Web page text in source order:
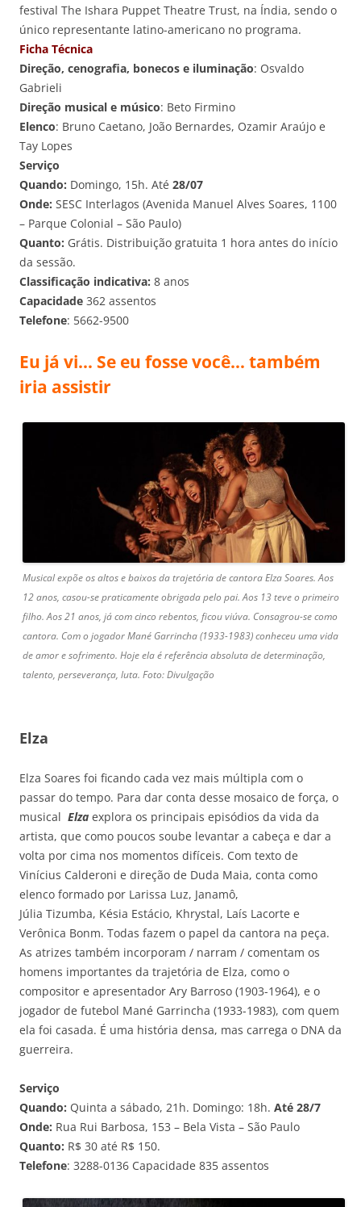
festival The Ishara Puppet Theatre Trust, na Índia, sendo o
único representante latino-americano no programa.
Ficha Técnica
Direção, cenografia, bonecos e iluminação: Osvaldo
Gabrieli
Direção musical e músico: Beto Firmino
Elenco: Bruno Caetano, João Bernardes, Ozamir Araújo e
Tay Lopes
Serviço
Quando: Domingo, 15h. Até 28/07
Onde: SESC Interlagos (Avenida Manuel Alves Soares, 1100
– Parque Colonial – São Paulo)
Quanto: Grátis. Distribuição gratuita 1 hora antes do início
da sessão.
Classificação indicativa: 8 anos
Capacidade 362 assentos
Telefone: 5662-9500
Eu já vi… Se eu fosse você… também
iria assistir
Musical expõe os altos e baixos da trajetória de cantora Elza Soares. Aos
12 anos, casou-se praticamente obrigada pelo pai. Aos 13 teve o primeiro
filho. Aos 21 anos, já com cinco rebentos, ficou viúva. Consagrou-se como
cantora. Com o jogador Mané Garrincha (1933-1983) conheceu uma vida
de amor e sofrimento. Hoje ela é referência absoluta de determinação,
talento, perseverança, luta. Foto: Divulgação
Elza
Elza Soares foi ficando cada vez mais múltipla com o
passar do tempo. Para dar conta desse mosaico de força, o
musical Elza explora os principais episódios da vida da
artista, que como poucos soube levantar a cabeça e dar a
volta por cima nos momentos difíceis. Com texto de
Vinícius Calderoni e direção de Duda Maia, conta como
elenco formado por Larissa Luz, Janamô,
Júlia Tizumba, Késia Estácio, Khrystal, Laís Lacorte e
Verônica Bonm. Todas fazem o papel da cantora na peça.
As atrizes também incorporam / narram / comentam os
homens importantes da trajetória de Elza, como o
compositor e apresentador Ary Barroso (1903-1964), e o
jogador de futebol Mané Garrincha (1933-1983), com quem
ela foi casada. É uma história densa, mas carrega o DNA da
guerreira.
Serviço
Quando: Quinta a sábado, 21h. Domingo: 18h. Até 28/7
Onde: Rua Rui Barbosa, 153 – Bela Vista – São Paulo
Quanto: R$ 30 até R$ 150.
Telefone: 3288-0136 Capacidade 835 assentos